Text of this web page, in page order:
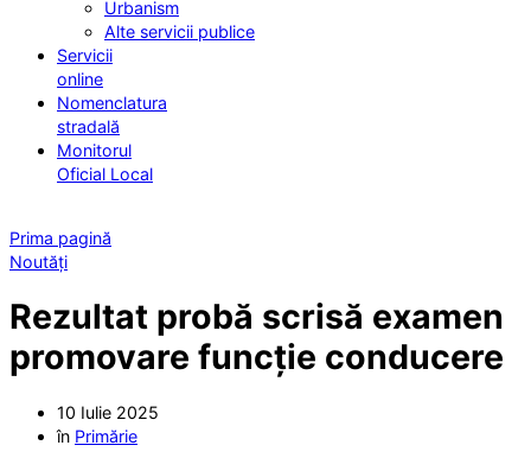
Urbanism
Alte servicii publice
Servicii
online
Nomenclatura
stradală
Monitorul
Oficial Local
Prima pagină
Noutăți
Rezultat probă scrisă examen
promovare funcție conducere
10 Iulie 2025
în Primărie